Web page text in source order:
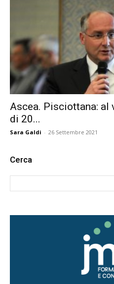
Ascea. Pisciottana: al
di 20...
Sara Galdi - 26 Settembre 2021
Cerca